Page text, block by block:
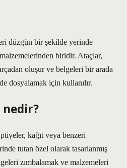
düzgün bir şekilde yerinde
biridir. Ataçlar,
oluşur ve belgeleri bir arada
dosyalamak için kullanılır.
kağıt veya benzeri
tutan özel olarak tasarlanmış
zımbalamak ve malzemeleri